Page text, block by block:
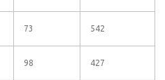
73 542
98 427